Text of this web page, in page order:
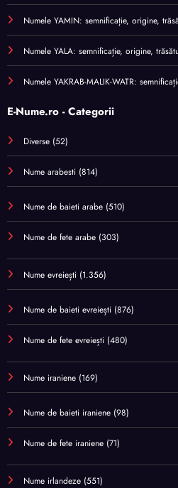
Numele YAMIN: semnificație, origine,
Numele YALA: semnificație, origine,
Numele YAKRAB-MALIK-WATR:
E-Nume.ro - Categorii
Diverse (52)
Nume arabesti (814)
Nume de baieti arabe (510)
Nume de fete arabe (303)
Nume evreiești (1.356)
Nume de baieti evreiești (876)
Nume de fete evreiești (480)
Nume iraniene (169)
Nume de baieti iraniene (98)
Nume de fete iraniene (71)
Nume irlandeze (551)